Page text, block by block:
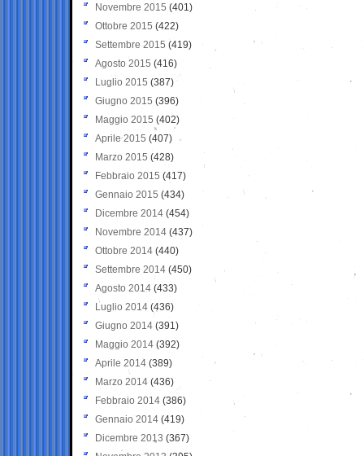
Novembre 2015 (401)
Ottobre 2015 (422)
Settembre 2015 (419)
Agosto 2015 (416)
Luglio 2015 (387)
Giugno 2015 (396)
Maggio 2015 (402)
Aprile 2015 (407)
Marzo 2015 (428)
Febbraio 2015 (417)
Gennaio 2015 (434)
Dicembre 2014 (454)
Novembre 2014 (437)
Ottobre 2014 (440)
Settembre 2014 (450)
Agosto 2014 (433)
Luglio 2014 (436)
Giugno 2014 (391)
Maggio 2014 (392)
Aprile 2014 (389)
Marzo 2014 (436)
Febbraio 2014 (386)
Gennaio 2014 (419)
Dicembre 2013 (367)